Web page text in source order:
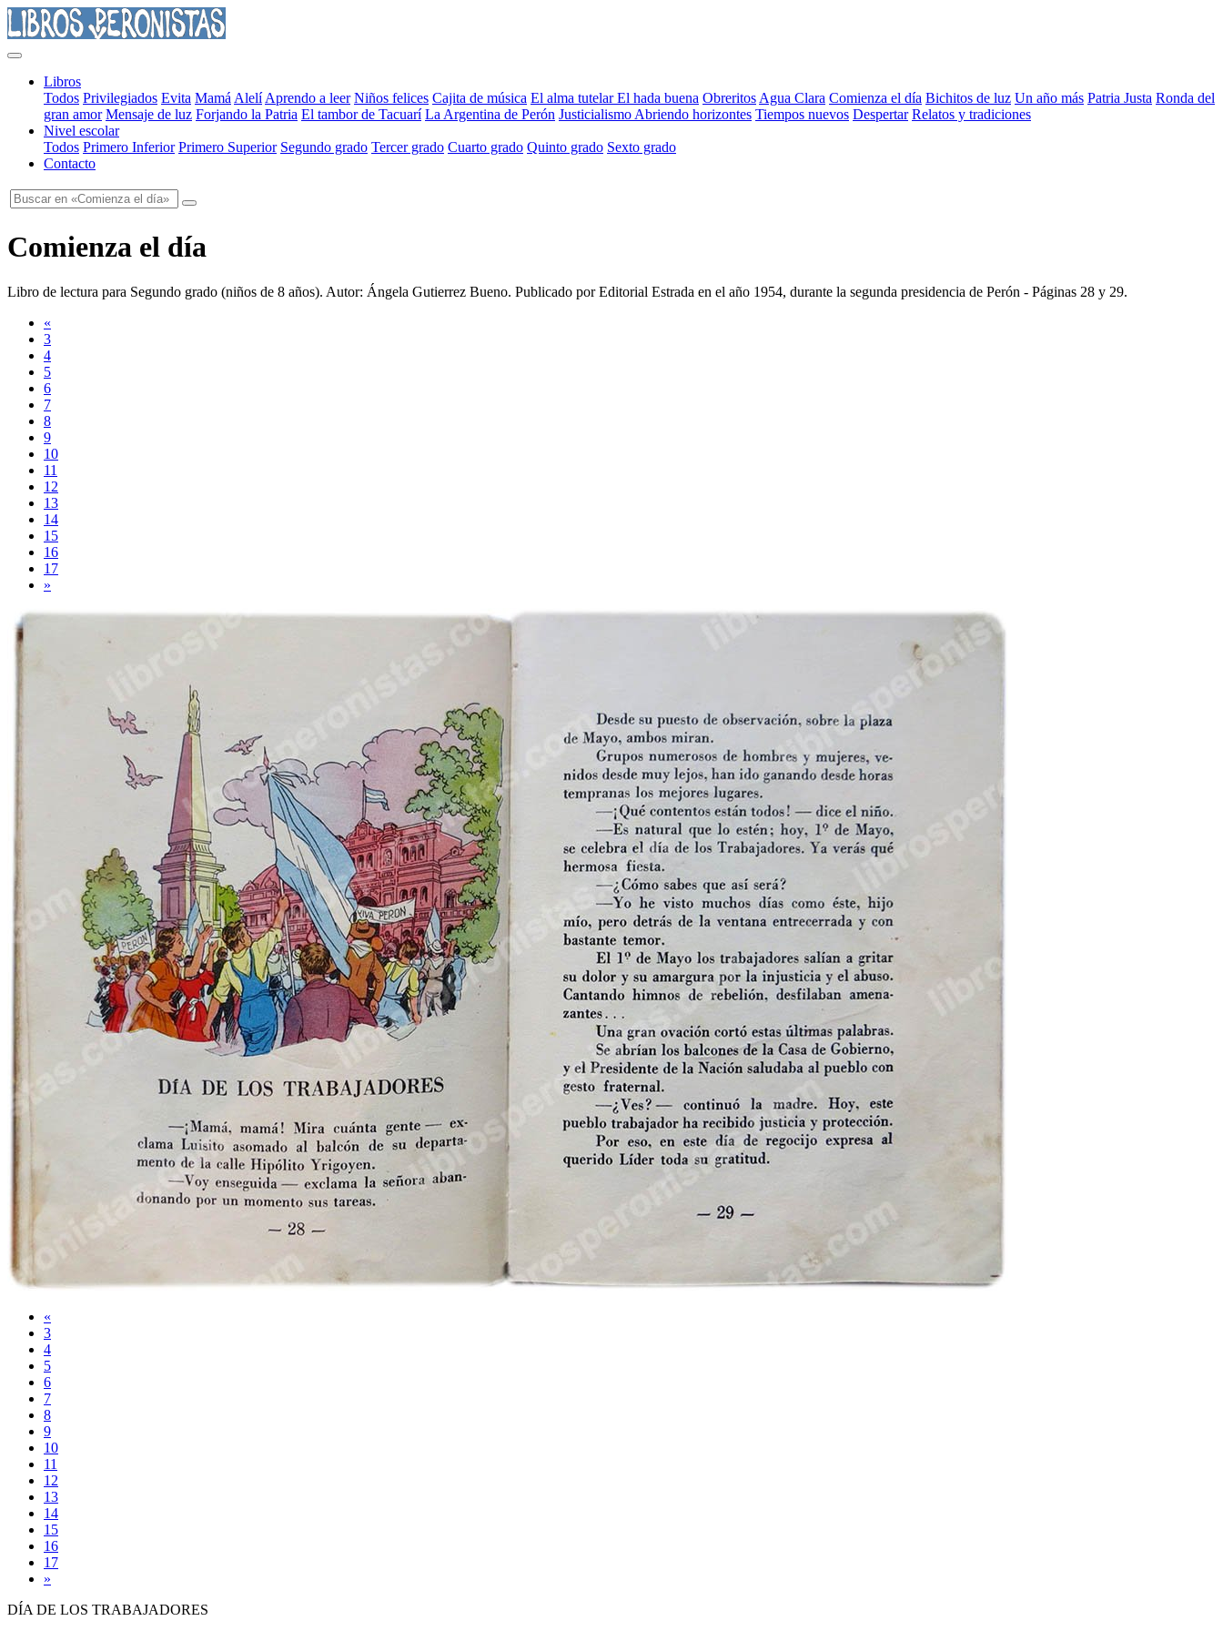
Libros
Todos Privilegiados Evita Mamá Alelí Aprendo a leer Niños felices Cajita de música El alma tutelarEl hada buena Obreritos Agua Clara Comienza el día Bichitos de luz Un año más Patria Justa Ronda del
gran amor Mensaje de luz Forjando la Patria El tambor de Tacuarí La Argentina de Perón Justicialismo Abriendo horizontes Tiempos nuevos Despertar Relatos y tradiciones
Nivel escolar
Todos Primero Inferior Primero Superior Segundo grado Tercer grado Cuarto grado Quinto grado Sexto grado
Contacto
Comienza el día
Libro de lectura para Segundo grado (niños de 8 años). Autor: Ángela Gutierrez Bueno. Publicado porEditorial Estrada en el año 1954, durante la segunda presidencia de Perón - Páginas 28 y 29.
«
3
4
5
6
7
8
9
10
11
12
13
14
15
16
17
»
«
3
4
5
6
7
8
9
10
11
12
13
14
15
16
17
»
DÍA DE LOS TRABAJADORES